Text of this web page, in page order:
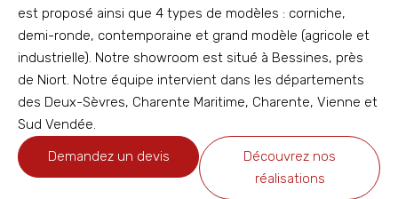
est proposé ainsi que 4 types de modèles : corniche,
demi-ronde, contemporaine et grand modèle (agricole et
industrielle). Notre showroom est situé à Bessines, près
de Niort. Notre équipe intervient dans les départements
des Deux-Sèvres, Charente Maritime, Charente, Vienne et
Sud Vendée.
Demandez un devis
Découvrez nos
réalisations